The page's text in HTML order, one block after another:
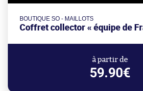
BOUTIQUE SO - MAILLOTS
Coffret collector « équipe de
à partir de
59.90€